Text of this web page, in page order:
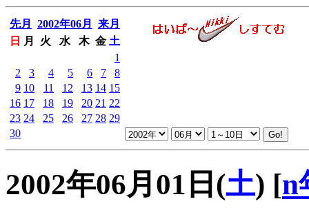
先月 2002年06月
来月
日
月 火 水 木 金 土
1
2
3 4 5 6 7
8
9 10 11 12 13 14 15
16 17 18 19 20 21 22
23 24 25 26 27 28 29
30
2002年06月01日(土) [n